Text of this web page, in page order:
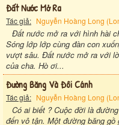
Đất Nước Mở Ra
Tác giả: Nguyễn Hoàng Long
Đất nước mở ra với hình hài
Sóng lớp lớp cùng đàn con
vượt sâu. Đất nước mở ra với
của cha. Hò ơi...
Đường Băng Và Đôi Cánh
Tác giả: Nguyễn Hoàng Long
Có ai biết ? Cuộc đời là
đến vô tận. Một đường băng